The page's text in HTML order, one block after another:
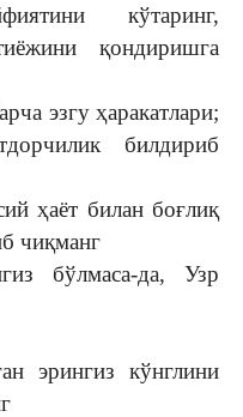
кўтаринг,
қондиришга
эзгу ҳаракатлари;
билдириб
ҳаёт билан боғлиқ
чиқманг
бўлмаса-да, Узр
эрингиз кўнглини